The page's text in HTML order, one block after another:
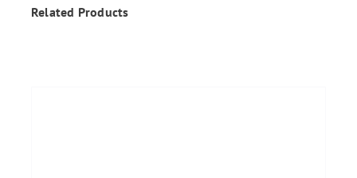
Related Products